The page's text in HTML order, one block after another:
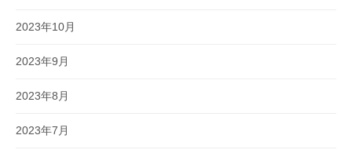
2023年10月
2023年9月
2023年8月
2023年7月